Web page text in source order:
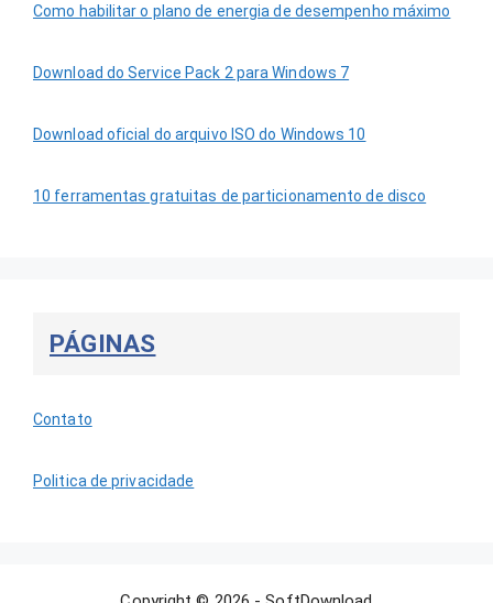
Como habilitar o plano de energia de desempenho máximo
Download do Service Pack 2 para Windows 7
Download oficial do arquivo ISO do Windows 10
10 ferramentas gratuitas de particionamento de disco
PÁGINAS
Contato
Politica de privacidade